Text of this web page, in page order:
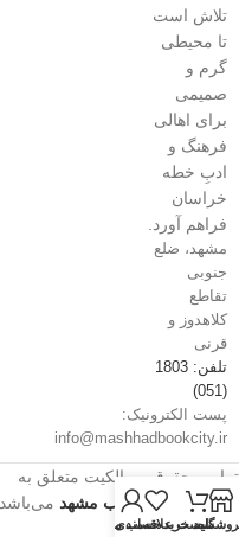
تلاش است
تا محیطی
گرم و
صمیمی
برای اهالی
فرهنگ و
ادبِ خطه
خراسان
فراهم آورد.
مشهد، ضلع
جنوبی
تقاطع
کلاهدوز و
قرنی
تلفن: 1803
(051)
پست الکترونیک:
info@mashhadbookcity.ir
تمامی حقوق و مالکیت متعلق به
فروشگاه شهر کتاب مشهد می‌باشد.
سال 1405سبد خرید
لیست علاقه‌مندی‌ها
حساب من